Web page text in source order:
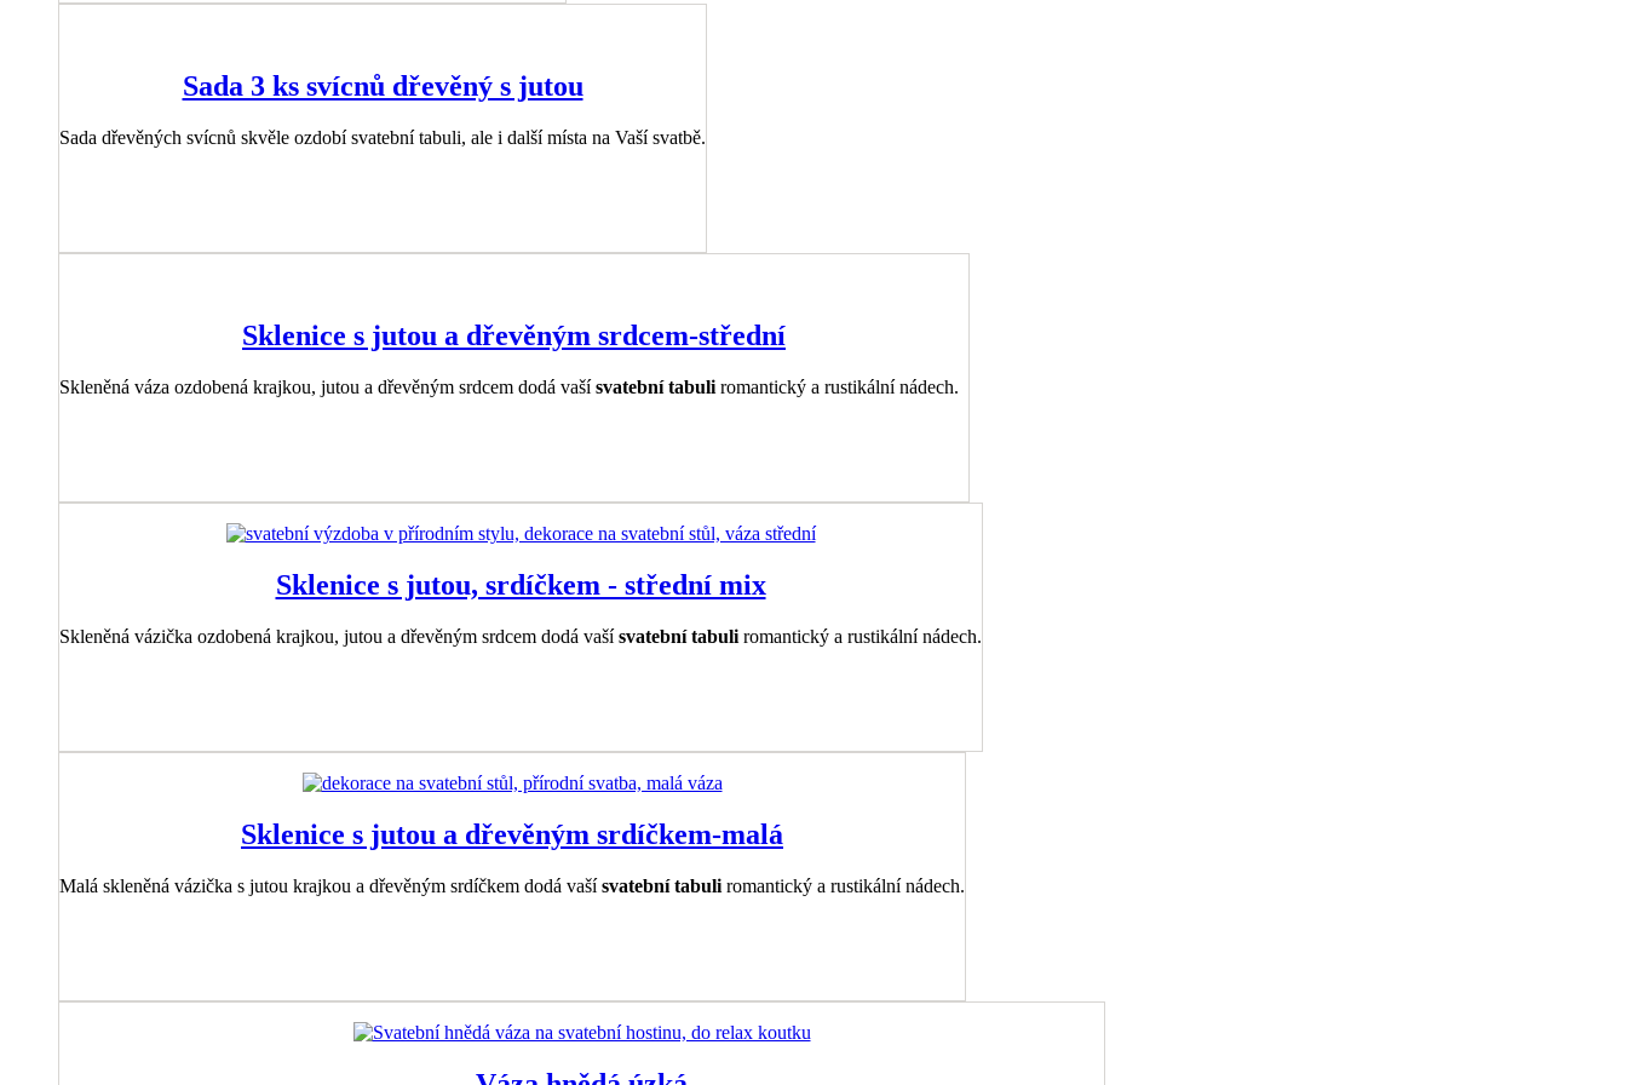
Sada 3 ks svícnů dřevěný s jutou
Sada dřevěných svícnů skvěle ozdobí svatební tabuli, ale i další místa na Vaší svatbě.
Sklenice s jutou a dřevěným srdcem-střední
Skleněná váza ozdobená krajkou, jutou a dřevěným srdcem dodá vašísvatební tabuli romantický a rustikální nádech.
Sklenice s jutou, srdíčkem - střední mix
Skleněná vázička ozdobená krajkou, jutou a dřevěným srdcem dodá vašísvatební tabuli romantický a rustikální nádech.
Sklenice s jutou a dřevěným srdíčkem-malá
Malá skleněná vázička s jutou krajkou a dřevěným srdíčkem dodá vašísvatební tabuli romantický a rustikální nádech.